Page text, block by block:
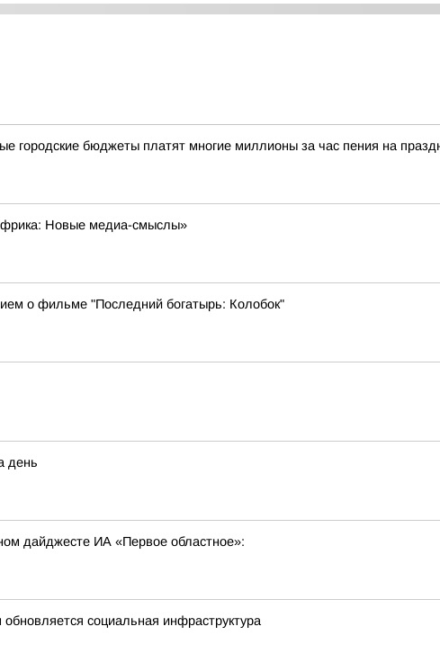
городские бюджеты платят многие миллионы за час пения на
Новые медиа-смыслы»
о фильме "Последний богатырь: Колобок"
день
дайджесте ИА «Первое областное»:
социальная инфраструктура